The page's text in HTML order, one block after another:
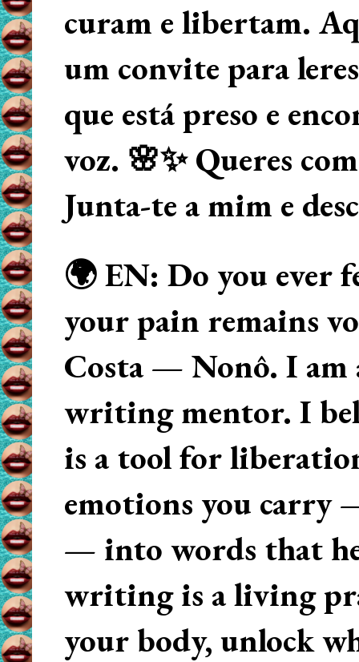
curam e libertam.
um convite para
que está preso e
voz. 🌸✨ Queres
Junta-te a mim e
🌍 EN: Do you ever
your pain remains
Costa — Nonô. I am
writing mentor. I
is a tool for
emotions you carry
— into words that
writing is a living
your body, unlock